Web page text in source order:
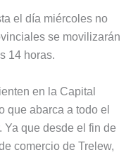
el día miércoles no
se movilizarán
14 horas.
en la Capital
que abarca a todo el
Ya que desde el fin de
comercio de Trelew,